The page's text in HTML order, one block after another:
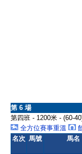
第 6 場
第四班 - 1200米 - (60-
全方位賽事重溫
名次 馬號 馬名